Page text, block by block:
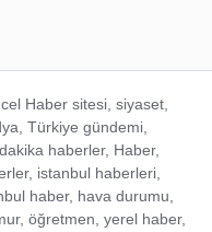
Haber sitesi, siyaset,
Türkiye gündemi,
haberler, Haber,
istanbul haberleri,
haber, hava durumu,
öğretmen, yerel haber,